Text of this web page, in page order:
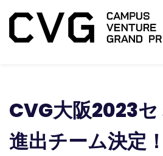
main
CVG大阪2023
進出チーム決定！